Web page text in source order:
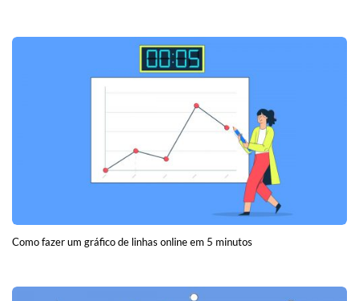
Como fazer um gráfico de linhas online em 5 minutos